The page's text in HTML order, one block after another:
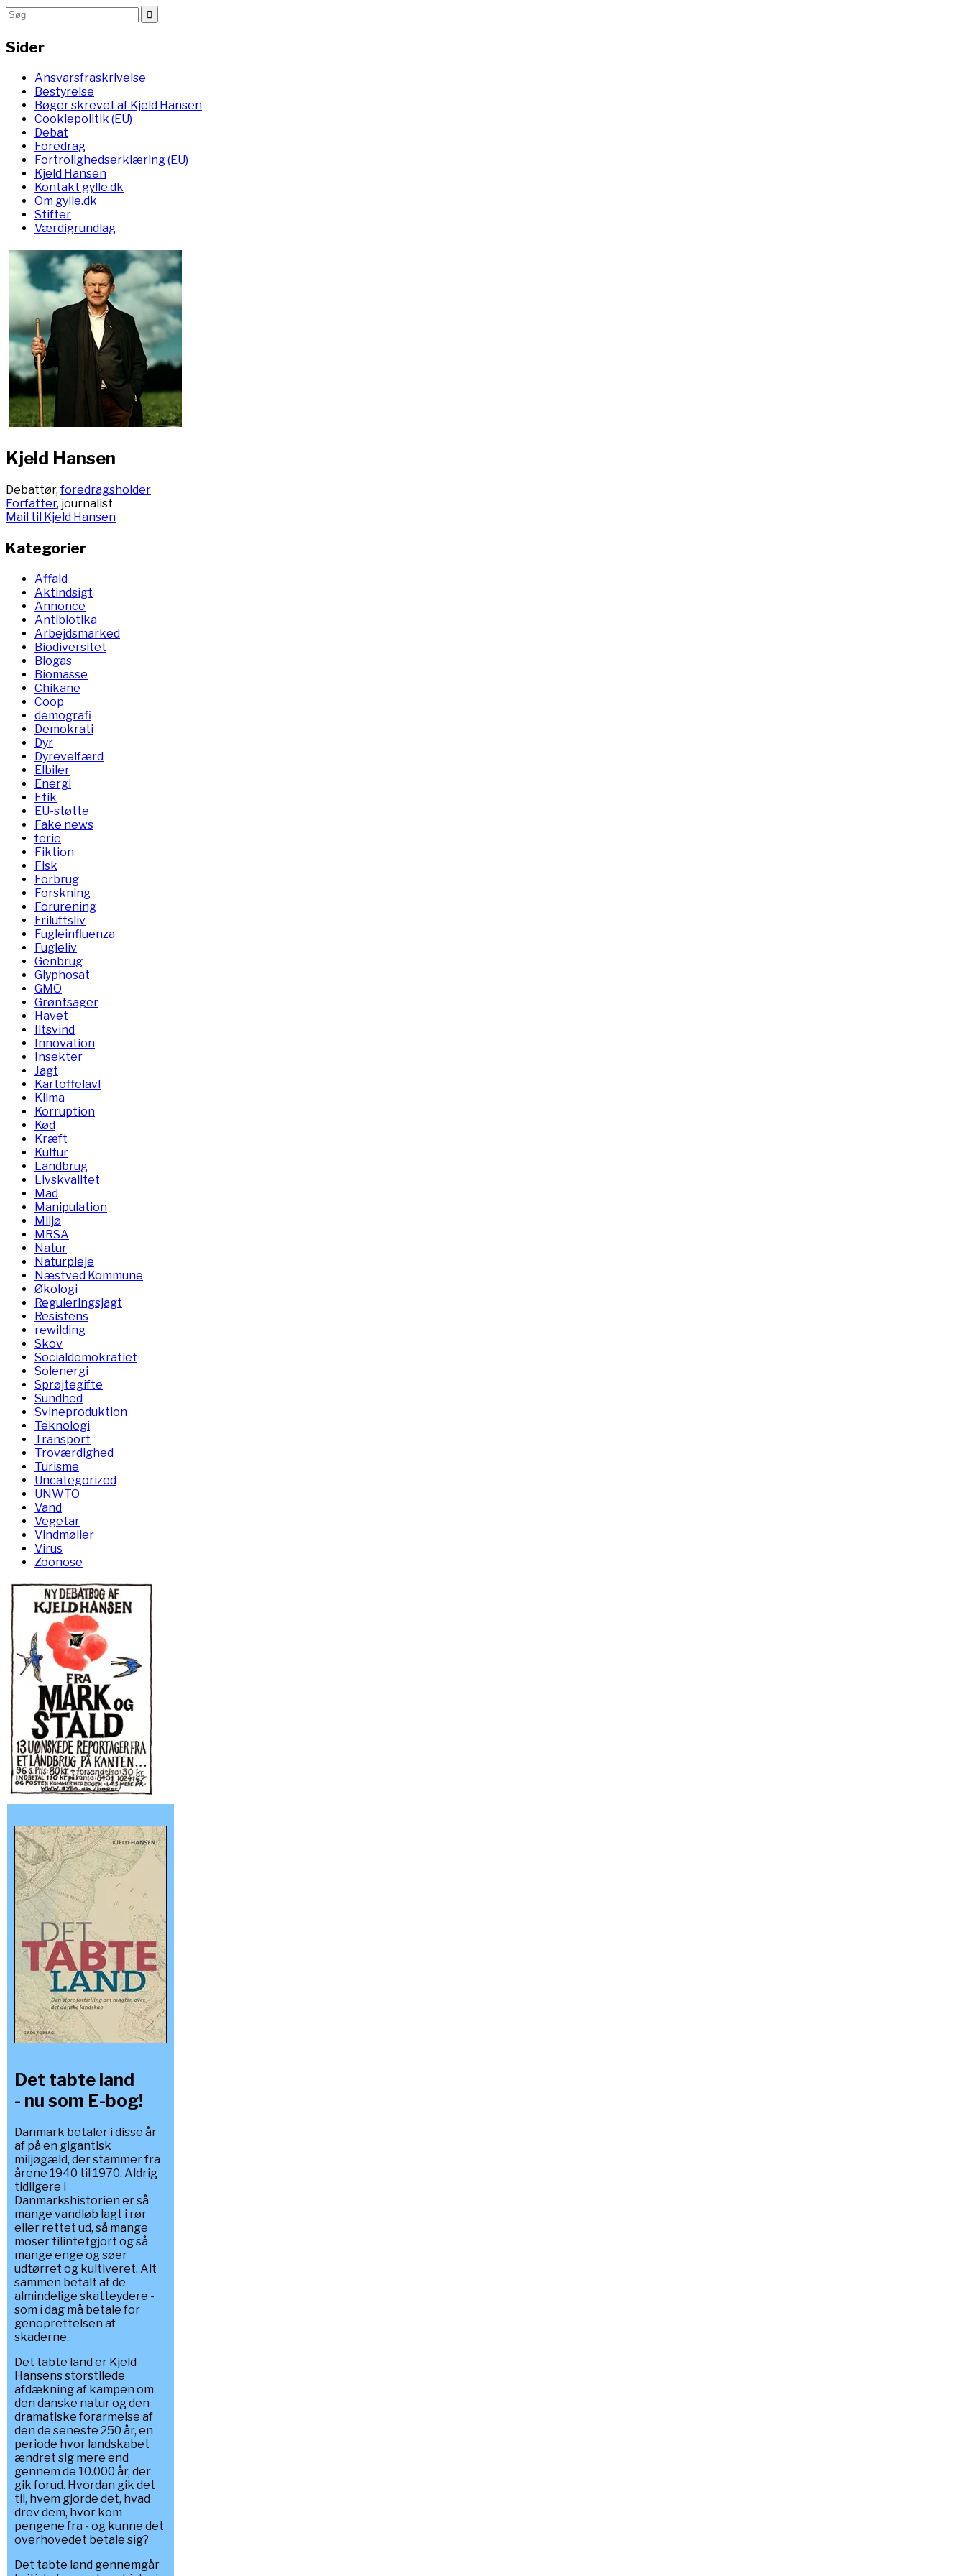
Sider
Ansvarsfraskrivelse
Bestyrelse
Bøger skrevet af Kjeld Hansen
Cookiepolitik (EU)
Debat
Foredrag
Fortrolighedserklæring (EU)
Kjeld Hansen
Kontakt gylle.dk
Om gylle.dk
Stifter
Værdigrundlag
Kjeld Hansen
Debattør,foredragsholder
Forfatter, journalist
Mail til Kjeld Hansen
Kategorier
Affald
Aktindsigt
Annonce
Antibiotika
Arbejdsmarked
Biodiversitet
Biogas
Biomasse
Chikane
Coop
demografi
Demokrati
Dyr
Dyrevelfærd
Elbiler
Energi
Etik
EU-støtte
Fake news
ferie
Fiktion
Fisk
Forbrug
Forskning
Forurening
Friluftsliv
Fugleinfluenza
Fugleliv
Genbrug
Glyphosat
GMO
Grøntsager
Havet
Iltsvind
Innovation
Insekter
Jagt
Kartoffelavl
Klima
Korruption
Kød
Kræft
Kultur
Landbrug
Livskvalitet
Mad
Manipulation
Miljø
MRSA
Natur
Naturpleje
Næstved Kommune
Økologi
Reguleringsjagt
Resistens
rewilding
Skov
Socialdemokratiet
Solenergi
Sprøjtegifte
Sundhed
Svineproduktion
Teknologi
Transport
Troværdighed
Turisme
Uncategorized
UNWTO
Vand
Vegetar
Vindmøller
Virus
Zoonose
Det tabte land
- nu som E-bog!
Danmark betaler i disse år
af på en gigantisk
miljøgæld, der stammer fra
årene 1940 til 1970. Aldrig
tidligere i
Danmarkshistorien er så
mange vandløb lagt i rør
eller rettet ud, så mange
moser tilintetgjort og så
mange enge og søer
udtørret og kultiveret. Alt
sammen betalt af de
almindelige skatteydere -
som i dag må betale for
genoprettelsen af
skaderne.
Det tabte land er Kjeld
Hansens storstilede
afdækning af kampen om
den danske natur og den
dramatiske forarmelse af
den de seneste 250 år, en
periode hvor landskabet
ændret sig mere end
gennem de 10.000 år, der
gik forud. Hvordan gik det
til, hvem gjorde det, hvad
drev dem, hvor kom
pengene fra - og kunne det
overhovedet betale sig?
Det tabte land gennemgår